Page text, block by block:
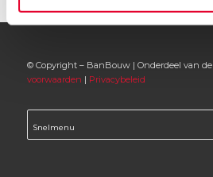
© Copyright – BanBouw | Onderdeel van de
voorwaarden | Privacybeleid